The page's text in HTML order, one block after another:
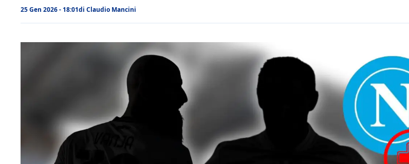
25 Gen 2026 - 18:01di Claudio Mancini